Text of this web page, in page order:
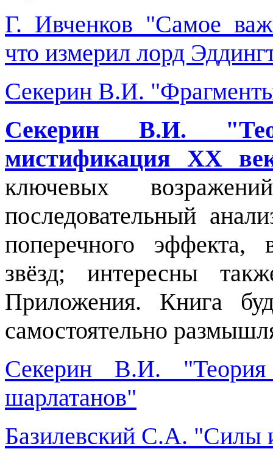
Г. Ивченков "Самое
что измерил лорд
Секерин В.И.
Секерин В.И.
мистификация XX
ключевых
последовательный
поперечного эффекта,
звёзд; интересны
Приложения. Книга
самостоятельно
Секерин В.И. "Теория
шарлатанов"
Базилевский С.А. "Силы